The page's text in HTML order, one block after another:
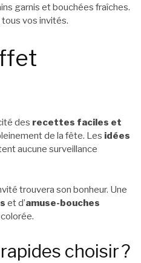
garnis et bouchées fraîches.
vos invités.
des recettes faciles et
de la fête. Les idées
aucune surveillance
trouvera son bonheur. Une
et d’amuse-bouches
choisir ?